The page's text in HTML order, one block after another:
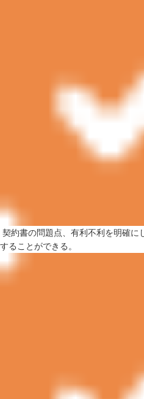
契約書の問題点、有利不利を明確に
することができる。